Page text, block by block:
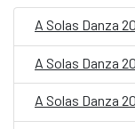
A Solas Danza
A Solas Danza